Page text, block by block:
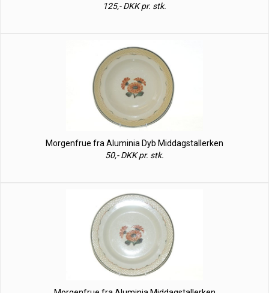
125,- DKK pr. stk.
Morgenfrue fra Aluminia Dyb Middagstallerken
50,- DKK pr. stk.